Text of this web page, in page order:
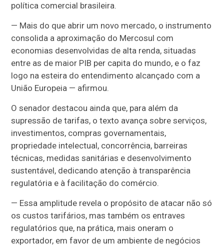
política comercial brasileira.
— Mais do que abrir um novo mercado, o instrumento
consolida a aproximação do Mercosul com
economias desenvolvidas de alta renda, situadas
entre as de maior PIB per capita do mundo, e o faz
logo na esteira do entendimento alcançado com a
União Europeia — afirmou.
O senador destacou ainda que, para além da
supressão de tarifas, o texto avança sobre serviços,
investimentos, compras governamentais,
propriedade intelectual, concorrência, barreiras
técnicas, medidas sanitárias e desenvolvimento
sustentável, dedicando atenção à transparência
regulatória e à facilitação do comércio.
— Essa amplitude revela o propósito de atacar não só
os custos tarifários, mas também os entraves
regulatórios que, na prática, mais oneram o
exportador, em favor de um ambiente de negócios